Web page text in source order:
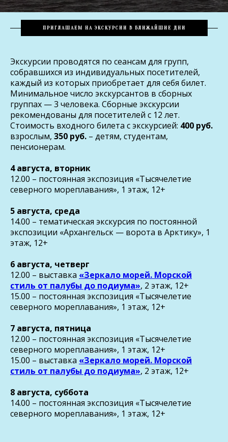
ПРИГЛАШАЕМ НА ЭКСКУРСИИ В БЛИЖАЙШИЕ ДНИ
Экскурсии проводятся по сеансам для групп,
собравшихся из индивидуальных посетителей,
каждый из которых приобретает для себя билет.
Минимальное число экскурсантов в сборных
группах — 3 человека. Сборные экскурсии
рекомендованы для посетителей с 12 лет.
Стоимость входного билета с экскурсией: 400 руб.
взрослым, 350 руб. – детям, студентам,
пенсионерам.
4 августа, вторник
12.00 – постоянная экспозиция «Тысячелетие
северного мореплавания», 1 этаж, 12+
5 августа, среда
14.00 – тематическая экскурсия по постоянной
экспозиции «Архангельск — ворота в Арктику», 1
этаж, 12+
6 августа, четверг
12.00 – выставка «Зеркало морей. Морской
стиль от палубы до подиума», 2 этаж, 12+
15.00 – постоянная экспозиция «Тысячелетие
северного мореплавания», 1 этаж, 12+
7 августа, пятница
12.00 – постоянная экспозиция «Тысячелетие
северного мореплавания», 1 этаж, 12+
15.00 – выставка «Зеркало морей. Морской
стиль от палубы до подиума», 2 этаж, 12+
8 августа, суббота
14.00 – постоянная экспозиция «Тысячелетие
северного мореплавания», 1 этаж, 12+